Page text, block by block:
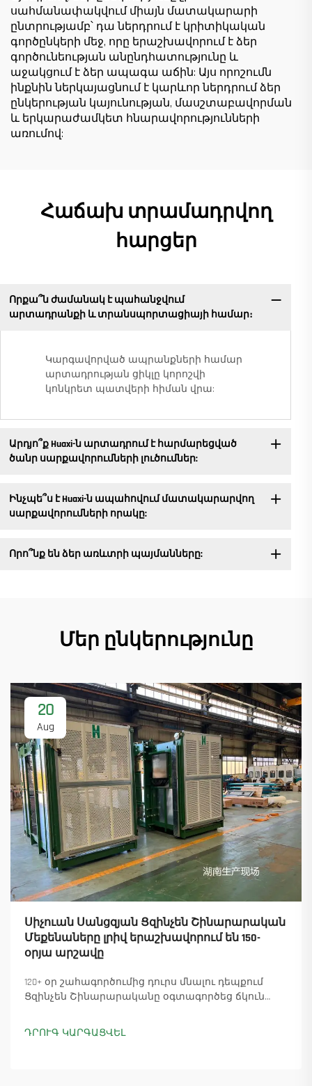
սահմանափակվում միայն մատակարարի
ընտրությամբ՝ դա ներդրում է կրիտիկական
գործընկերի մեջ, որը երաշխավորում է ձեր
գործունեության անընդհատությունը և
աջակցում է ձեր ապագա աճին: Այս որոշումն
ինքնին ներկայացնում է կարևոր ներդրում ձեր
ընկերության կայունության, մասշտաբավորման
և երկարաժամկետ հնարավորությունների
առումով:
Հաճախ տրամադրվող
հարցեր
Որքա՞ն ժամանակ է պահանջվում
արտադրանքի և տրանսպորտացիայի համար։
Կարգավորված ապրանքների համար
արտադրության ցիկլը կորոշվի
կոնկրետ պատվերի հիման վրա:
Արդյո՞ք Huaxi-ն արտադրում է հարմարեցված
ծանր սարքավորումների լուծումներ:
Ինչպե՞ս է Huaxi-ն ապահովում մատակարարվող
սարքավորումների որակը:
Որո՞նք են ձեր առևտրի պայմանները:
Մեր ընկերությունը
20
Aug
Սիչուան Սանցզյան Ցզինչեն Շինարարական
Մեքենաները լրիվ երաշխավորում են 150-
օրյա արշավը
120+ օր շահագործումից դուրս մնալու դեպքում
Ցզինչեն Շինարարականը օգտագործեց ճկուն
ապահովելով 18 աշտարակային ճանկային
տնտեսուղղիչների մատուցումը և ապահովելով
ԴՐՈՒԳ ԿԱՐԳԱՑՎԵԼ